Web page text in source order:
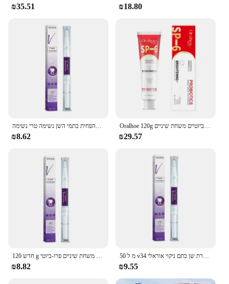
₪35.51 ₪18.80
₪8.62 ₪29.57
₪8.82 ₪9.55